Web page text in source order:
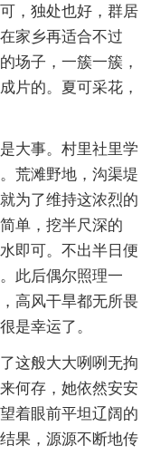
，独处也好，群居
家乡再适合不过
场子，一簇一簇，
片的。夏可采花，
大事。村里社里学
荒滩野地，沟渠堤
为了维持这浓烈的
单，挖半尺深的
即可。不出半日便
此后偶尔照理一
高风干旱都无所畏
是幸运了。
这般大大咧咧无拘
何存，她依然安安
着眼前平坦辽阔的
果，源源不断地传